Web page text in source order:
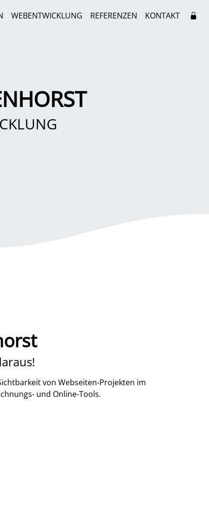
WEBENTWICKLUNG REFERENZEN KONTAKT
von Webseiten-Projekten im
und Online-Tools.